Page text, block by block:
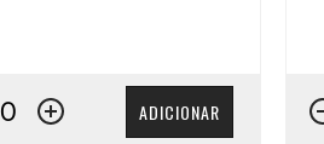
ADICIONAR